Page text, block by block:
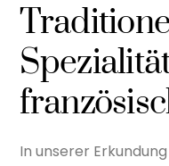
In unserer